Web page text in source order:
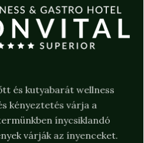
és kutyabarát wellness
kényeztetés várja a
ínycsiklandó
várják az ínyenceket.